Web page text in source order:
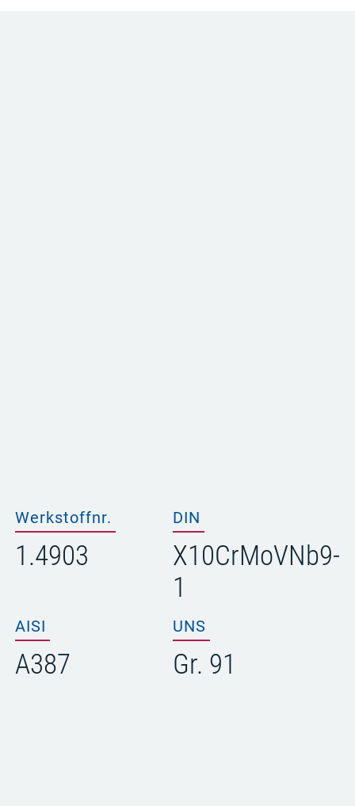
Werkstoffnr.
1.4903
DIN
X10CrMoVNb9-
1
AISI
A387
UNS
Gr. 91